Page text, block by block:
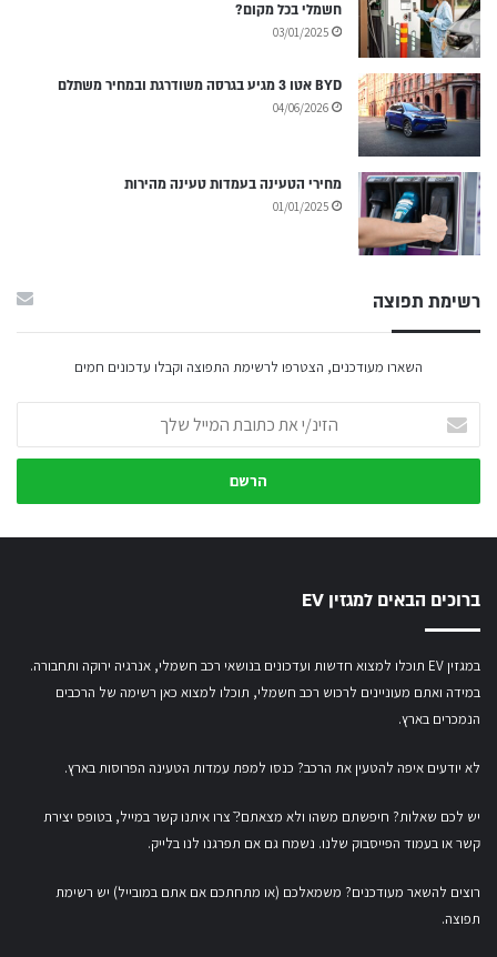
חשמלי בכל מקום?
03/01/2025
BYD אטו 3 מגיע בגרסה משודרגת ובמחיר משתלם
04/06/2026
מחירי הטעינה בעמדות טעינה מהירות
01/01/2025
רשימת תפוצה
השארו מעודכנים, הצטרפו לרשימת התפוצה וקבלו עדכונים חמים
את
כתובת
שלך
ברוכים הבאים למגזין EV
במגזין EV תוכלו למצוא חדשות ועדכונים בנושאי רכב חשמלי, אנרגיה ירוקה ותחבורה.
במידה ואתם מעוניינים לרכוש רכב חשמלי, תוכלו למצוא כאן רשימה של הרכבים
הנמכרים בארץ.
לא יודעים איפה להטעין את הרכב? כנסו למפת עמדות הטעינה הפרוסות בארץ.
יש לכם שאלות? חיפשתם משהו ולא מצאתם?ֿ צרו איתנו קשר במייל, בטופס יצירת
קשראובעמוד הפייסבוק שלנו. נשמח גם אם תפרגנו לנו בלייק.
רוצים להשאר מעודכנים? משמאלכם (או מתחתכם אם אתם במובייל) יש רשימת
תפוצה.